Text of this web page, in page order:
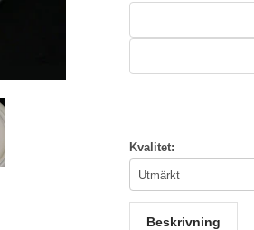
Kvalitet:
Beskrivning